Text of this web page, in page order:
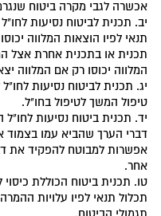
אכשרה לגבי מקרה ביטוח
יב. תכנית לביטוח נסיעות
תנאי לפיו הוצאות המלווה
תכנית או בתכנית אחרת אצל
המלווה יכוסו רק אם המלווה
יג. תכנית לביטוח נסיעות
טיפול המשך לטיפול בחו"ל.
יד. תכנית ביטוח נסיעות
דברי הערך שהביא עמו בצמוד
אפשרות למבוטח להפקיד את
אחר.
טו. תכנית ביטוח הכוללת
תכלול תנאי לפיו עלויות